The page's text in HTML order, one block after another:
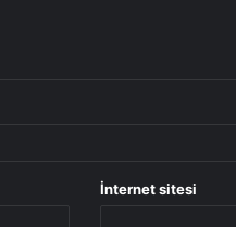
İnternet sitesi